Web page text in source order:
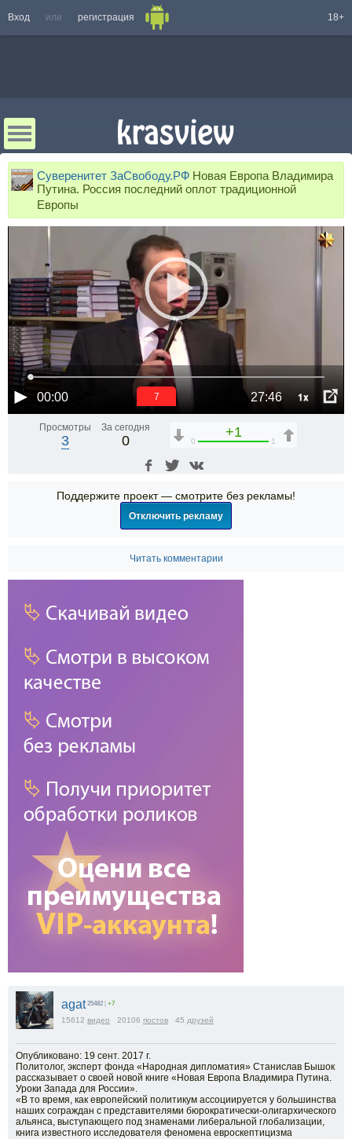
Вход или регистрация 18+
Суверенитет ЗаСвободу.РФ Новая Европа Владимира
Путина. Россия последний оплот традиционной
Европы
00:00 27:46 1x
6
Просмотры
3
За сегодня
0
+1
0 1
Поддержите проект — смотрите без рекламы!
Отключить рекламу
Читать комментарии
agat 25482 +7
15612 видео 20106 постов 45 друзей
Опубликовано: 19 сент. 2017 г.
Политолог, эксперт фонда «Народная дипломатия» Станислав Бышок
рассказывает о своей новой книге «Новая Европа Владимира Путина.
Уроки Запада для России».
«В то время, как европейский политикум ассоциируется у большинства
наших сограждан с представителями бюрократически-олигархического
альянса, выступающего под знаменами либеральной глобализации,
книга известного исследователя феномена евроскептицизма